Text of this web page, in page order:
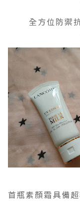
全方位防禦
首瓶素顏霜具備